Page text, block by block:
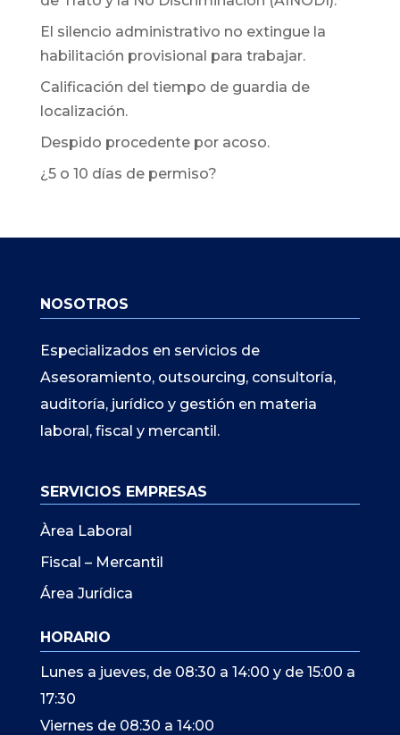
El silencio administrativo no extingue la
habilitación provisional para trabajar.
Calificación del tiempo de guardia de
localización.
Despido procedente por acoso.
¿5 o 10 días de permiso?
NOSOTROS
Especializados en servicios de
Asesoramiento, outsourcing, consultoría,
auditoría, jurídico y gestión en materia
laboral, fiscal y mercantil.
SERVICIOS EMPRESAS
Àrea Laboral
Fiscal – Mercantil
Área Jurídica
HORARIO
Lunes a jueves, de 08:30 a 14:00 y de 15:00 a
17:30
Viernes de 08:30 a 14:00